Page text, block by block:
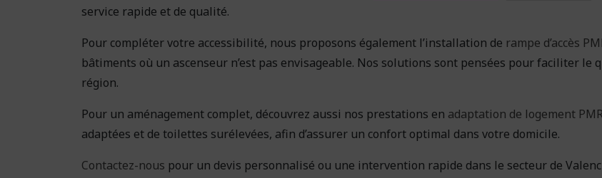
service rapide et de qualité.
Pour compléter votre accessibilité, nous proposons également l’installation de rampe d’accès
bâtiments où un ascenseur n’est pas envisageable. Nos solutions sont pensées pour faciliter
région.
Pour un aménagement complet, découvrez aussi nos prestations en adaptation de logement
adaptées et de toilettes surélevées, afin d’assurer un confort optimal dans votre domicile.
Contactez-nous pour un devis personnalisé ou une intervention rapide dans le secteur de